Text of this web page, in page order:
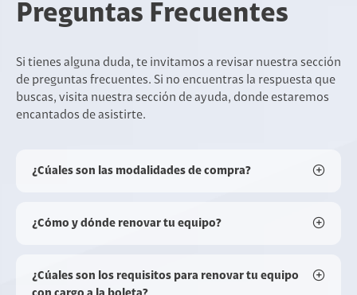
Preguntas Frecuentes
Si tienes alguna duda, te invitamos a revisar nuestra sección
de preguntas frecuentes. Si no encuentras la respuesta que
buscas, visita nuestra sección de ayuda, donde estaremos
encantados de asistirte.
¿Cúales son las modalidades de compra?
¿Cómo y dónde renovar tu equipo?
¿Cúales son los requisitos para renovar tu equipo